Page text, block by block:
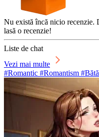
Nu există încă nicio recenzie.
lasă o recenzie!
Liste de chat
Vezi mai multe
#Romantic #Romantism